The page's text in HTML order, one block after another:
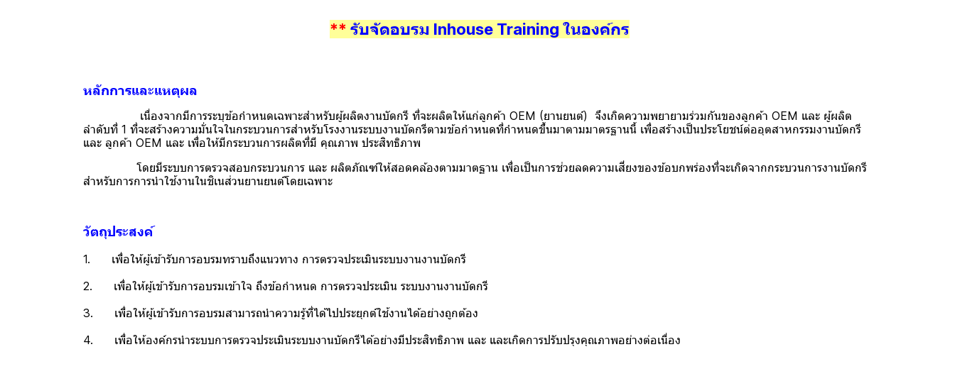
** รับจัดอบรม Inhouse Training ในองค์กร
หลักการและแหตุผล
เนื่องจากมีการระบุข้อกำหนดเฉพาะสำหรับผู้ผลิตงานบัดกรี ที่จะผลิตให้แก่ลูกค้า OEM (ยานยนต์) จึงเกิดความพยายามร่วมกันของลูกค้า OEM และ ผู้ผลิต
ลำดับที่ 1 ที่จะสร้างความมั่นใจในกระบวนการสำหรับโรงงานระบบงานบัดกรีตามข้อกำหนดที่กำหนดขึ้นมาตามมาตรฐานนี้ เพื่อสร้างเป็นประโยชน์ต่ออุตสาหกรรมงานบัดกรี
และ ลูกค้า OEM และ เพื่อให้มีกระบวนการผลิตที่มี คุณภาพ ประสิทธิภาพ
โดยมีระบบการตรวจสอบกระบวนการ และ ผลิตภัณฑ์ให้สอดคล้องตามมาตฐาน เพื่อเป็นการช่วยลดความเสี่ยงของข้อบกพร่องที่จะเกิดจากกระบวนการงานบัดกรี
สำหรับการการนำใช้งานในชิเนส่วนยานยนต์โดยเฉพาะ
วัตถุประสงค์
1. เพื่อให้ผู้เข้ารับการอบรมทราบถึงแนวทาง การตรวจประเมินระบบงานงานบัดกรี
2. เพื่อให้ผู้เข้ารับการอบรมเข้าใจ ถึงข้อกำหนด การตรวจประเมิน ระบบงานงานบัดกรี
3. เพื่อให้ผู้เข้ารับการอบรมสามารถนำความรู้ที่ได้ไปประยุกต์ใช้งานได้อย่างถูกต้อง
4. เพื่อให้องค์กรนำระบบการตรวจประเมินระบบงานบัดกรีได้อย่างมีประสิทธิภาพ และ และเกิดการปรับปรุงคุณภาพอย่างต่อเนื่อง